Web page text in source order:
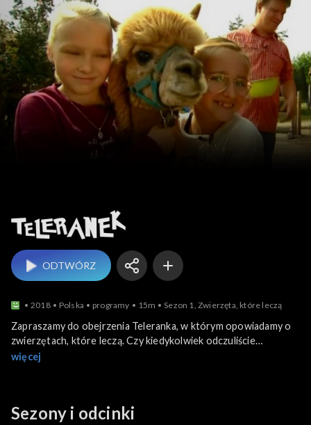
Teleranek
ODTWÓRZ
2018 Polska programy 15m Sezon 1, Zwierzęta, które leczą
Zapraszamy do obejrzenia Teleranka, w którym opowiadamy o
zwierzętach, które leczą. Czy kiedykolwiek odczuliście
pozytywne oddziaływanie zwierząt na Wasze samopoczucie?
z ich udziałem. Jak obcowanie ze zwierzęciem może wpłynąć na
więcej
Sezony i odcinki